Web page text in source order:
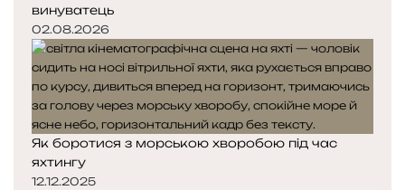
винуватець
02.08.2026
Як боротися з морською хворобою під час
яхтингу
12.12.2025